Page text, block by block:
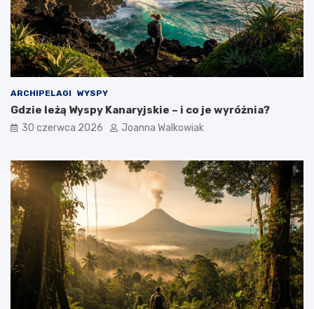
ARCHIPELAGI WYSPY
Gdzie leżą Wyspy Kanaryjskie – i co je wyróżnia?
30 czerwca 2026 Joanna Walkowiak